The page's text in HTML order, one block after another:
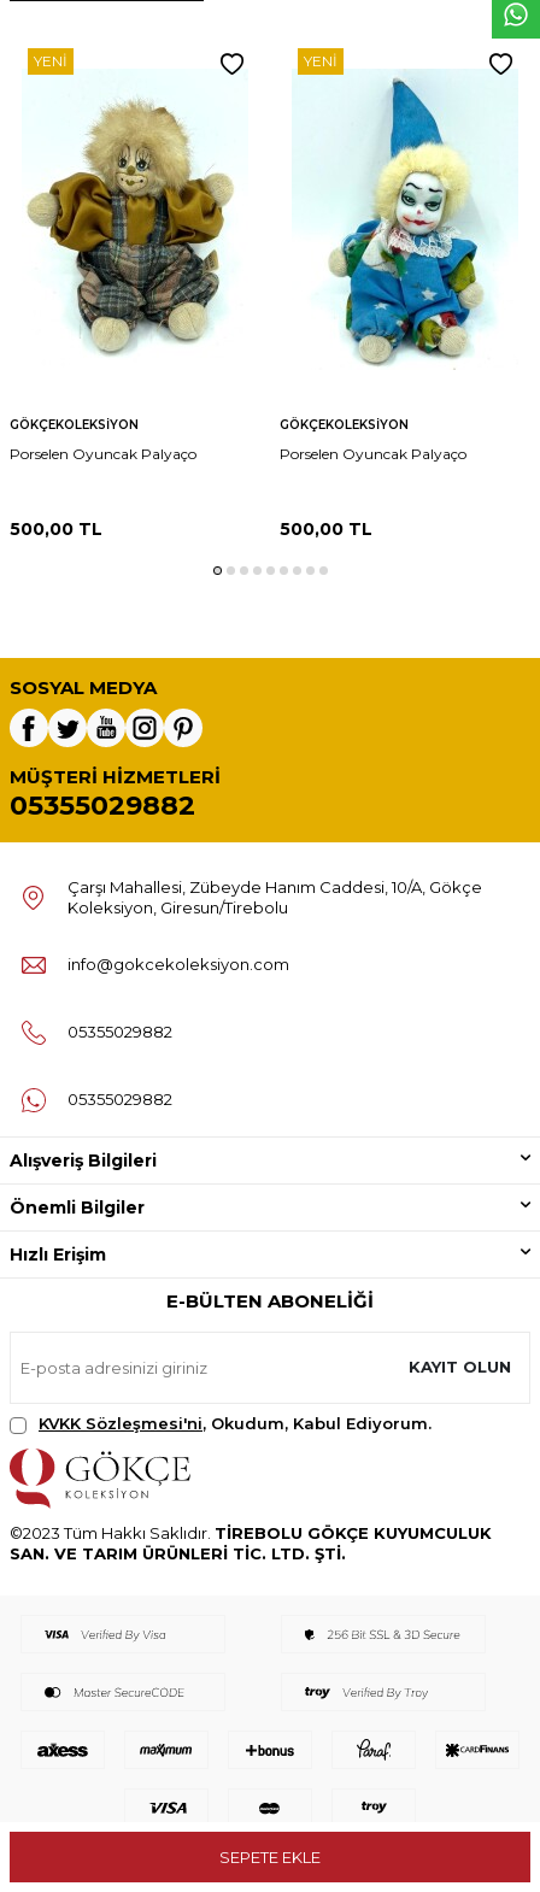
SEPETE EKLE
YENI
GÖKÇEKOLEKSIYON
Porselen Oyuncak Palyaço
500,00 TL
YENI
GÖKÇEKOLEKSIYON
Porselen Oyuncak Palyaço
500,00TL
SOSYAL MEDYA
MÜŞTERI HIZMETLERI
05355029882
Çarşı Mahallesi, Zübeyde Hanım Caddesi, 10/A, Gökçe
Koleksiyon, Giresun/Tirebolu
info@gokcekoleksiyon.com
05355029882
05355029882
Alışveriş Bilgileri
Önemli Bilgiler
Hızlı Erişim
E-BÜLTEN ABONELIĞI
KAYIT OLUN
KVKK Sözleşmesi'ni, Okudum, Kabul Ediyorum.
©2023 Tüm Hakkı Saklıdır. TİREBOLU GÖKÇE KUYUMCULUK
SAN. VE TARIM ÜRÜNLERİ TİC. LTD. ŞTİ.
E-Ticaret Sistemleriyle Hazırlanmıştır.